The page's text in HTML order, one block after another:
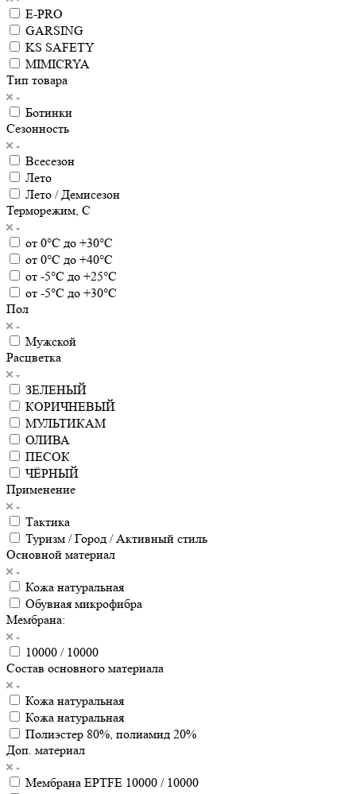
E-PRO
GARSING
KS SAFETY
MIMICRYA
Тип товара
Ботинки
Сезонность
Всесезон
Лето
Лето / Демисезон
Терморежим, C
от 0°С до +30°С
от 0°С до +40°С
от -5°С до +25°С
от -5°С до +30°С
Пол
Мужской
Расцветка
ЗЕЛЕНЫЙ
КОРИЧНЕВЫЙ
МУЛЬТИКАМ
ОЛИВА
ПЕСОК
ЧЁРНЫЙ
Применение
Тактика
Туризм / Город / Активный стиль
Основной материал
Кожа натуральная
Обувная микрофибра
Мембрана:
10000 / 10000
Состав основного материала
Кожа натуральная
Кожа натуральная
Полиэстер 80%, полиамид 20%
Доп. материал
Мембрана EPTFE 10000 / 10000